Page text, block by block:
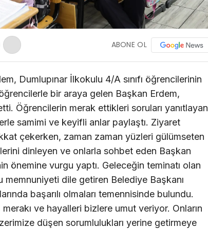
ABONE OL
Dumlupınar İlkokulu 4/A sınıfı öğrencilerinin
bir araya gelen Başkan Erdem,
Öğrencilerin merak ettikleri soruları yanıtlayan
samimi ve keyifli anlar paylaştı. Ziyaret
çekerken, zaman zaman yüzleri gülümseten
dinleyen ve onlarla sohbet eden Başkan
önemine vurgu yaptı. Geleceğin teminatı olan
dile getiren Belediye Başkanı
başarılı olmaları temennisinde bulundu.
merakı ve hayalleri bizlere umut veriyor. Onların
düşen sorumlulukları yerine getirmeye